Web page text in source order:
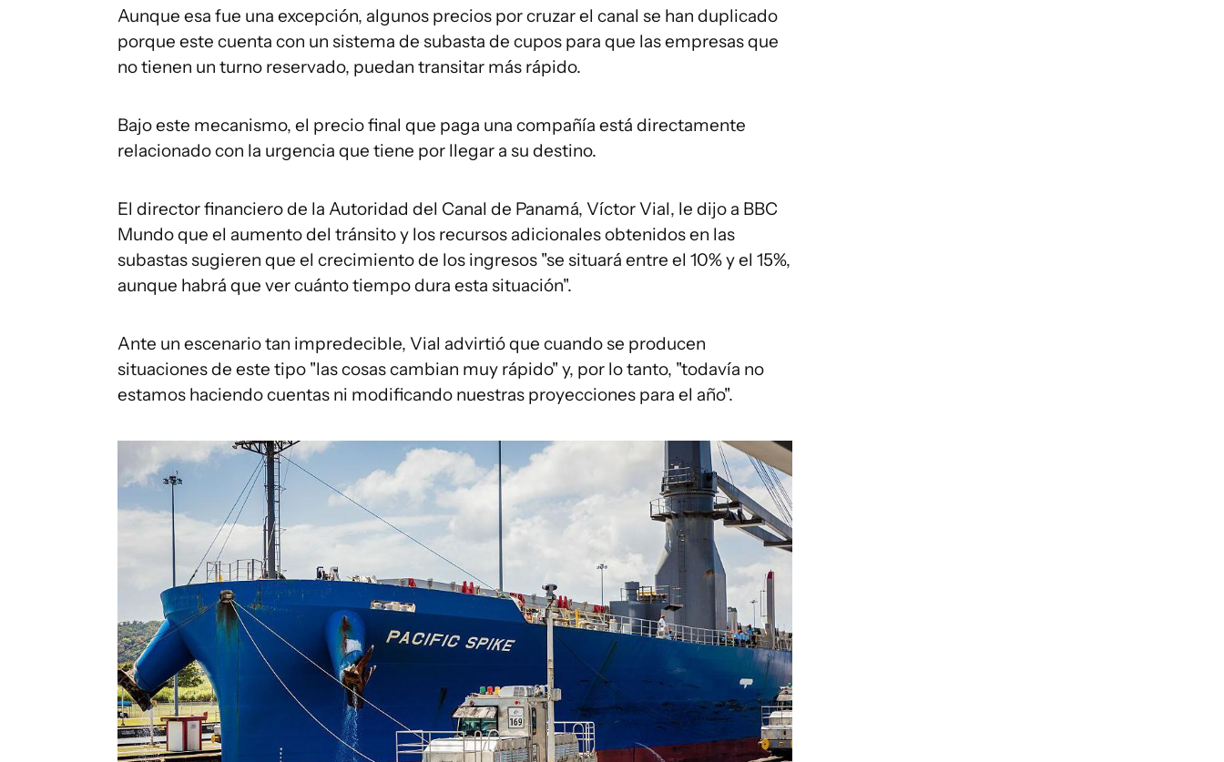
Aunque esa fue una excepción, algunos precios por cruzar el canal se han duplicado
porque este cuenta con un sistema de subasta de cupos para que las empresas que
no tienen un turno reservado, puedan transitar más rápido.
Bajo este mecanismo, el precio final que paga una compañía está directamente
relacionado con la urgencia que tiene por llegar a su destino.
El director financiero de la Autoridad del Canal de Panamá, Víctor Vial, le dijo a BBC
Mundo que el aumento del tránsito y los recursos adicionales obtenidos en las
subastas sugieren que el crecimiento de los ingresos "se situará entre el 10% y el 15%,
aunque habrá que ver cuánto tiempo dura esta situación".
Ante un escenario tan impredecible, Vial advirtió que cuando se producen
situaciones de este tipo "las cosas cambian muy rápido" y, por lo tanto, "todavía no
estamos haciendo cuentas ni modificando nuestras proyecciones para el año".